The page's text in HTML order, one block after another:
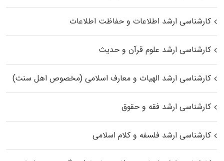
کارشناسی ارشد اطلاعات و حفاظت اطلاعات
کارشناسی ارشد علوم قرآن و حدیث
کارشناسی ارشد الهیات و معارف اسلامی (مخصوص اهل سنت)
کارشناسی ارشد فقه و حقوق
کارشناسی ارشد فلسفه و کلام اسلامی